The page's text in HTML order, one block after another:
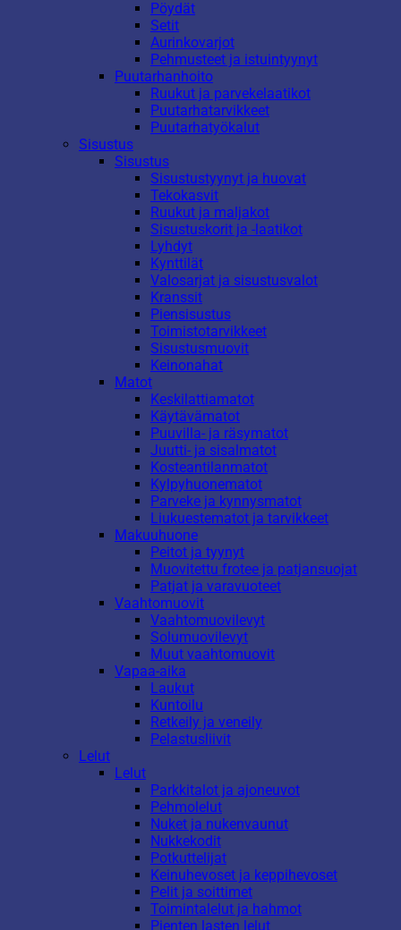
Pöydät
Setit
Aurinkovarjot
Pehmusteet ja istuintyynyt
Puutarhanhoito
Ruukut ja parvekelaatikot
Puutarhatarvikkeet
Puutarhatyökalut
Sisustus
Sisustus
Sisustustyynyt ja huovat
Tekokasvit
Ruukut ja maljakot
Sisustuskorit ja -laatikot
Lyhdyt
Kynttilät
Valosarjat ja sisustusvalot
Kranssit
Piensisustus
Toimistotarvikkeet
Sisustusmuovit
Keinonahat
Matot
Keskilattiamatot
Käytävämatot
Puuvilla- ja räsymatot
Juutti- ja sisalmatot
Kosteantilanmatot
Kylpyhuonematot
Parveke ja kynnysmatot
Liukuestematot ja tarvikkeet
Makuuhuone
Peitot ja tyynyt
Muovitettu frotee ja patjansuojat
Patjat ja varavuoteet
Vaahtomuovit
Vaahtomuovilevyt
Solumuovilevyt
Muut vaahtomuovit
Vapaa-aika
Laukut
Kuntoilu
Retkeily ja veneily
Pelastusliivit
Lelut
Lelut
Parkkitalot ja ajoneuvot
Pehmolelut
Nuket ja nukenvaunut
Nukkekodit
Potkuttelijat
Keinuhevoset ja keppihevoset
Pelit ja soittimet
Toimintalelut ja hahmot
Pienten lasten lelut